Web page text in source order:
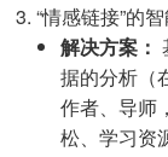
“情感链接”的
解决方案：
据的分析（
作者、导师
松、学习资